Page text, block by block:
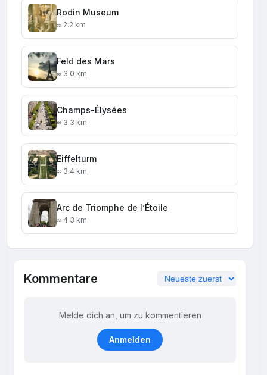
Rodin Museum
≈ 2.2 km
Feld des Mars
≈ 3.0 km
Champs-Élysées
≈ 3.3 km
Eiffelturm
≈ 3.4 km
Arc de Triomphe de l’Étoile
≈ 4.3 km
Kommentare
Melde dich an, um zu kommentieren
Anmelden